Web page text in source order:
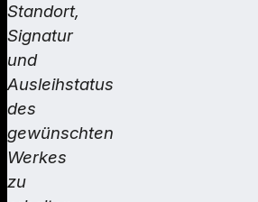
Standort,
Signatur
und
Ausleihstatus
des
gewünschten
Werkes
zu